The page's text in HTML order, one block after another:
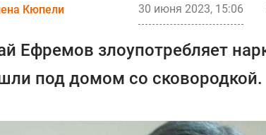
Кюпели 30 июня 2023, 15:06
Ефремов злоупотребляет
под домом со сковородкой.